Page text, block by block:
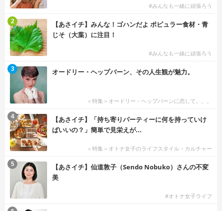
#みんなも一緒に頑張ろう
【あさイチ】みんな！ゴハンだよ ポピュラー食材・青
じそ（大葉）に注目！
#みんなも一緒に頑張ろう
2
オードリー・ヘップバーン、その人生観が魅力。
＜特集＞オードリー・ヘップバーンに恋して。。。
3
【あさイチ】「持ち寄りパーティーに何を持っていけ
ばいいの？」簡単で見栄えが...
＜特集＞オトナ女子のライフスタイル・カルチャー
4
【あさイチ】仙道敦子（Sendo Nobuko）さんの不変
美
#オトナ女子ライフ
5